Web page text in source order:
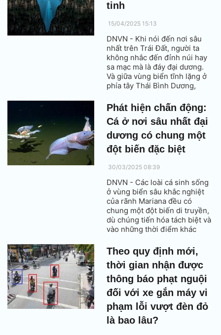
ngoài vũ trụ.
tinh
15/04/2025 15:13
DNVN - Khi nói đến nơi sâu
nhất trên Trái Đất, người ta
không nhắc đến đỉnh núi hay
sa mạc mà là đáy đại dương.
Và giữa vùng biển tĩnh lặng ở
phía tây Thái Bình Dương,
xa, tồn tại một vực sâu khổng
lồ mang tên rãnh Mariana – nơi
vẫn đang ẩn giấu nhiều bí mật
chưa từng được khám phá.
Phát hiện chấn động:
Cá ở nơi sâu nhất đại
dương có chung một
đột biến đặc biệt
30/03/2025 08:39
DNVN - Các loài cá sinh sống
ở vùng biển sâu khắc nghiệt
của rãnh Mariana đều có
chung một đột biến di truyền,
dù chúng tiến hóa tách biệt và
vào những thời điểm khác
khoa học còn phát hiện ra hóa
chất công nghiệp do con
người tạo ra đã len lỏi đến tận
đáy đại dương.
Theo quy định mới,
thời gian nhận được
thông báo phạt nguội
đối với xe gắn máy vi
phạm lỗi vượt đèn đỏ
là bao lâu?